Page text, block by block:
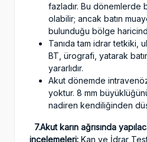
fazladır. Bu dönemlerde
olabilir; ancak batın
bulunduğu bölge
Tanıda tam idrar tetkiki,
BT, ürografi, yatarak
yararlıdır.
Akut dönemde
yoktur. 8 mm
nadiren kendiliğinden
7.Akut karın ağrısında
incelemeleri: Kan ve İdrar